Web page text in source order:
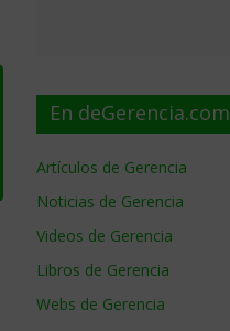
En deGerencia.com
Artículos de Gerencia
Noticias de Gerencia
Videos de Gerencia
Libros de Gerencia
Webs de Gerencia